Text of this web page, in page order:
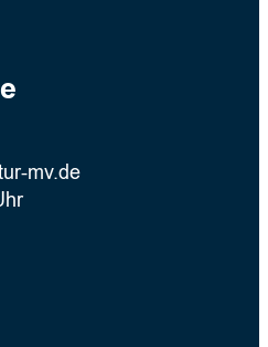
mv.de